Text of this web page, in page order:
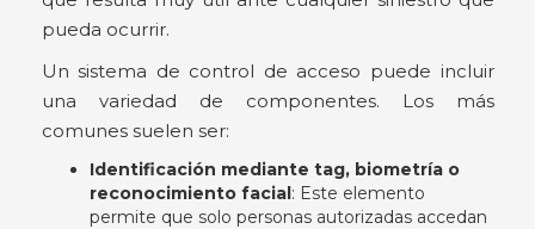
pueda ocurrir.
Un sistema de control de acceso puede incluir
una variedad de componentes. Los más
comunes suelen ser:
Identificación mediante tag, biometría o
reconocimiento facial: Este elemento
permite que solo personas autorizadas accedan